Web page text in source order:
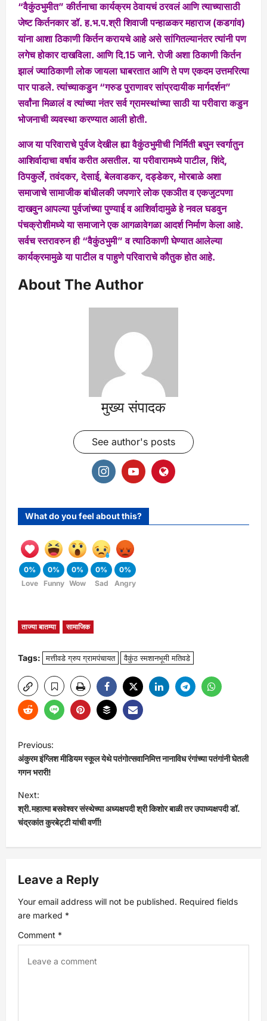
“वैकुंठभुमीत” कीर्तनाचा कार्यक्रम ठेवायचं ठरवलं आणि त्याच्यासाठी
जेष्ट किर्तनकार डॉ. ह.भ.प.श्री शिवाजी पन्हाळकर महाराज (कडगांव)
यांना आशा ठिकाणी किर्तन करायचे आहे असे सांगितल्यानंतर त्यांनी पण
लगेच होकार दाखविला. आणि दि.15 जाने. रोजी अशा ठिकाणी किर्तन
झालं ज्याठिकाणी लोक जायला घाबरतात आणि ते पण एकदम उत्तमरित्या
पार पाडले. त्यांच्याकडुन “गरुड पुराणावर सांप्रदायीक मार्गदर्शन”
सर्वांना मिळालं व त्यांच्या नंतर सर्व ग्रामस्थांच्या साठी या परीवारा कडुन
भोजनाची व्यवस्था करण्यात आली होती.
आज या परिवाराचे पुर्वज देखील ह्या वैकुंठभुमीची निर्मिती बघुन स्वर्गातुन
आशिर्वादाचा वर्षाव करीत असतील. या परीवारामध्ये पाटील, शिंदे,
ठिपकुर्ले, तवंदकर, देसाई, बेलवाडकर, दड्डेकर, मोरबाळे अशा
समाजाचे सामाजीक बांधीलकी जपणारे लोक एकञीत व एकजुटपणा
दाखवुन आपल्या पुर्वजांच्या पुण्याई व आशिर्वादामुळे हे नवल घडवुन
पंचक्रोशीमध्ये या समाजाने एक आगळावेगळा आदर्श निर्माण केला आहे.
सर्वच स्तरावरुन ही “वैकुंठभुमी” व त्याठिकाणी घेण्यात आलेल्या
कार्यक्रमामुळे या पाटील व पाहुणे परिवाराचे कौतुक होत आहे.
About The Author
मुख्य संपादक
See author's posts
What do you feel about this?
0%
Love
0%
Funny
0%
Wow
0%
Sad
0%
Angry
ताज्या बातम्या सामाजिक
Tags: मत्तीवडे ग्रुप ग्रामपंचायत वैकुंठ स्मशानभूमी मतिवडे
P
o
s
t
n
a
v
i
g
Previous:
अंकुरम इंग्लिश मीडियम स्कूल येथे पतंगोत्सवानिमित्त नानाविध रंगांच्या पतंगांनी घेतली
गगन भरारी!
Next:
श्री.महात्मा बसवेश्वर संस्थेच्या अध्यक्षपदी श्री किशोर बाळी तर उपाध्यक्षपदी डॉ.
चंद्रकांत कुरबेट्टी यांची वर्णी!
Leave a Reply
Your email address will not be published. Required fields
are marked *
Comment *